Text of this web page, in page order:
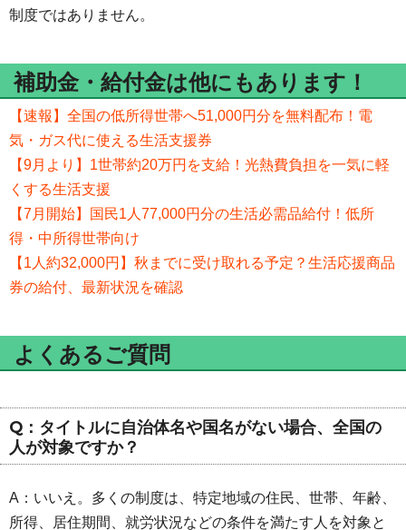
制度ではありません。
補助金・給付金は他にもあります！
【速報】全国の低所得世帯へ51,000円分を無料配布！電
気・ガス代に使える生活支援券
【9月より】1世帯約20万円を支給！光熱費負担を一気に軽
くする生活支援
【7月開始】国民1人77,000円分の生活必需品給付！低所
得・中所得世帯向け
【1人約32,000円】秋までに受け取れる予定？生活応援商品
券の給付、最新状況を確認
よくあるご質問
Q：タイトルに自治体名や国名がない場合、全国の
人が対象ですか？
A：いいえ。多くの制度は、特定地域の住民、世帯、年齢、
所得、居住期間、就労状況などの条件を満たす人を対象と